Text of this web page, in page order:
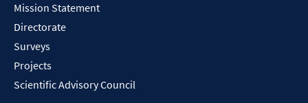
Mission Statement
Directorate
Surveys
Projects
Scientific Advisory Council